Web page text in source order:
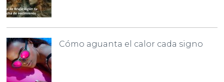
Cómo aguanta el calor cada signo